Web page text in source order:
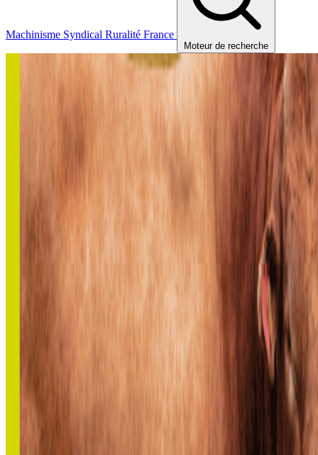
Machinisme Syndical Ruralité France
Moteur de recherche